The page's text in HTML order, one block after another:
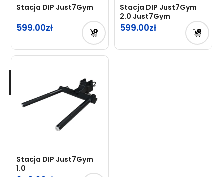
Stacja DIP Just7Gym
599.00
Stacja DIP Just7Gym
2.0 Just7Gym
599.00
Stacja DIP Just7Gym
1.0